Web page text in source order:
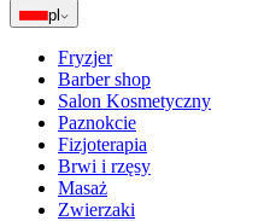
pl
Fryzjer
Barber shop
Salon Kosmetyczny
Paznokcie
Fizjoterapia
Brwi i rzęsy
Masaż
Zwierzaki